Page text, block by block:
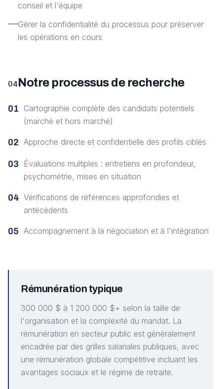
conseil et l'équipe
Gérer la confidentialité du processus pour préserver
les opérations en cours
04Notre processus de recherche
01 Cartographie complète des candidats potentiels
(marché et hors marché)
02 Approche directe et confidentielle des profils ciblés
03
Évaluations multiples : entretiens en profondeur,
psychométrie, mises en situation
04 Vérifications de références approfondies et
antécédents
05 Accompagnement à la négociation et à l'intégration
Rémunération typique
300 000 $ à 1 200 000 $+ selon la taille de
l'organisation et la complexité du mandat. La
rémunération en secteur public est généralement
encadrée par des grilles salariales publiques, avec
une rémunération globale compétitive incluant les
avantages sociaux et le régime de retraite.